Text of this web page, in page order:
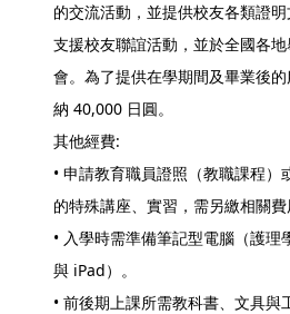
的交流活動，並提供校友各類證
支援校友聯誼活動，並於全國各
會。為了提供在學期間及畢業後
納 40,000 日圓。
其他經費:
• 申請教育職員證照（教職課程）
的特殊講座、實習，需另繳相關費
• 入學時需準備筆記型電腦（護理
與 iPad）。
• 前後期上課所需教科書、文具與